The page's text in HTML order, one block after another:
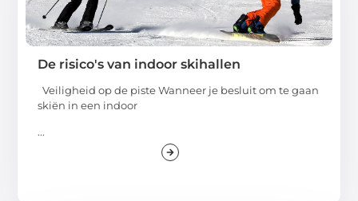
De risico's van indoor skihallen
Veiligheid op de piste Wanneer je besluit om te gaan
skiën in een indoor
...